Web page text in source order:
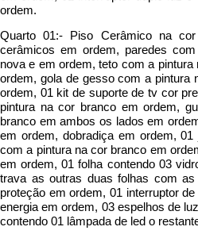
ordem.
Quarto 01:- Piso Cerâmico na
cerâmicos em ordem, paredes
nova e em ordem, teto com a
ordem, gola de gesso com a pintura
ordem, 01 kit de suporte de tv cor
pintura na cor branco em ordem,
branco em ambos os lados em
em ordem, dobradiça em ordem,
com a pintura na cor branco em
em ordem, 01 folha contendo 03
trava as outras duas folhas com
proteção em ordem, 01 interruptor
energia em ordem, 03 espelhos de
contendo 01 lâmpada de led o